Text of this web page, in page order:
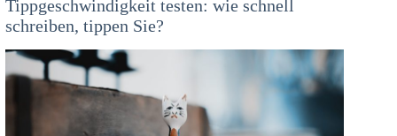
Tippgeschwindigkeit testen: wie schnell
schreiben, tippen Sie?